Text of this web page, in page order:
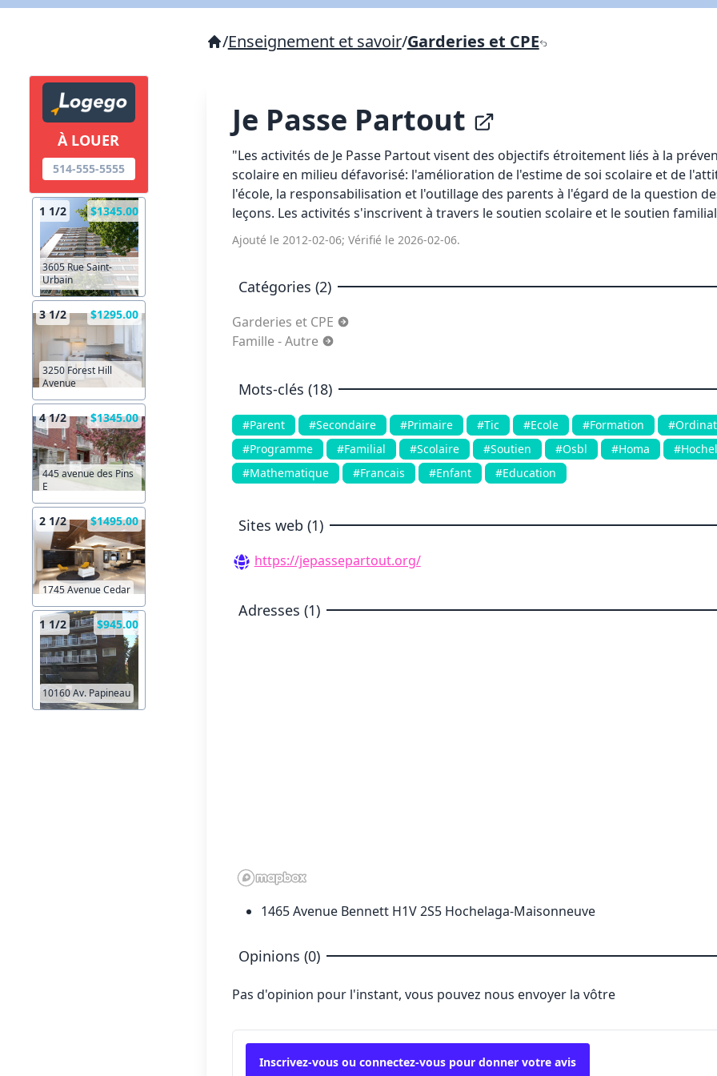
À LOUER
514-555-5555
1 1/2 $1345.00
3605 Rue Saint-
Urbain
3 1/2 $1295.00
3250 Forest Hill
Avenue
4 1/2 $1345.00
445 avenue des Pins
E
2 1/2 $1495.00
1745 Avenue Cedar
1 1/2 $945.00
10160 Av. Papineau
/Enseignement et savoir/Garderies et CPE
Je Passe Partout
"Les activités de Je Passe Partout visent des objectifs étroitement liés à la
scolaire en milieu défavorisé: l'amélioration de l'estime de soi scolaire et de
l'école, la responsabilisation et l'outillage des parents à l'égard de la question
leçons. Les activités s'inscrivent à travers le soutien scolaire et le soutien
Ajouté le 2012-02-06; Vérifié le 2026-02-06.
Catégories (2)
Garderies et CPE
Famille - Autre
Mots-clés (18)
#Parent #Secondaire #Primaire #Tic #Ecole #Formation
#Programme
#Familial #Scolaire #Soutien #Osbl #Homa
#Mathematique
#Francais #Enfant #Education
Sites web (1)
https://jepassepartout.org/
Adresses (1)
1465 Avenue Bennett H1V 2S5 Hochelaga-Maisonneuve
Opinions (0)
Pas d'opinion pour l'instant, vous pouvez nous envoyer la vôtre
Inscrivez-vous ou connectez-vous pour donner votre avis
Lien vers inscription (sera inclus dans courriel)